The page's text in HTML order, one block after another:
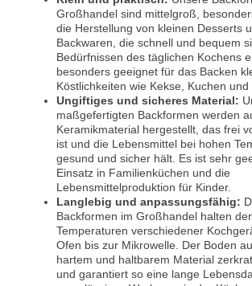
Großhandel sind mittelgroß,
die Herstellung von kleinen Desserts
Backwaren, die schnell und bequem
Bedürfnissen des täglichen Kochens
besonders geeignet für das Backen
Köstlichkeiten wie Kekse, Kuchen und
Ungiftiges und sicheres Material:
maßgefertigten Backformen werden
Keramikmaterial hergestellt, das frei
ist und die Lebensmittel bei hohen
gesund und sicher hält. Es ist sehr
Einsatz in Familienküchen und die
Lebensmittelproduktion für Kinder.
Langlebig und anpassungsfähig:
Backformen im Großhandel halten
Temperaturen verschiedener
Ofen bis zur Mikrowelle. Der Boden
hartem und haltbarem Material
und garantiert so eine lange